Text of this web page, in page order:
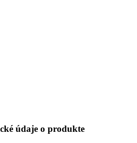
údaje o produkte